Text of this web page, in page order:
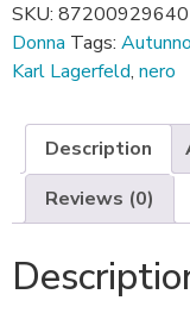
SKU:
Donna Tags:
Karl Lagerfeld, nero
Description
Reviews (0)